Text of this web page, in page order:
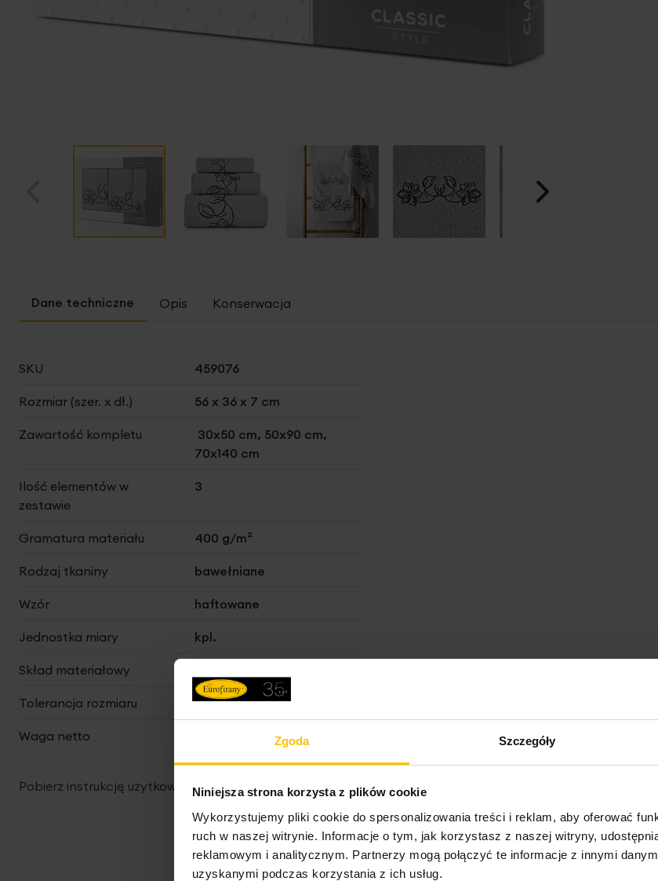
Zgoda Szczegóły
Niniejsza strona korzysta z plików cookie
Wykorzystujemy pliki cookie do spersonalizowania treści i reklam, aby oferować
ruch w naszej witrynie. Informacje o tym, jak korzystasz z naszej witryny,
reklamowym i analitycznym. Partnerzy mogą połączyć te informacje z innymi
uzyskanymi podczas korzystania z ich usług.
galerii
Opis Konserwacja
Więcej
SKU 459076
Rozmiar (szer. x dł.) 56 x 36 x 7 cm
Zawartość kompletu
30x50 cm, 50x90 cm,
70x140 cm
Ilość elementów w
zestawie
3
Gramatura materiału 400 g/m²
Rodzaj tkaniny bawełniane
Wzór haftowane
Jednostka miary kpl.
Skład materiałowy
Tolerancja rozmiaru 3%
Waga netto
Pobierz instrukcję użytkowania i bezpieczeństwa produktu